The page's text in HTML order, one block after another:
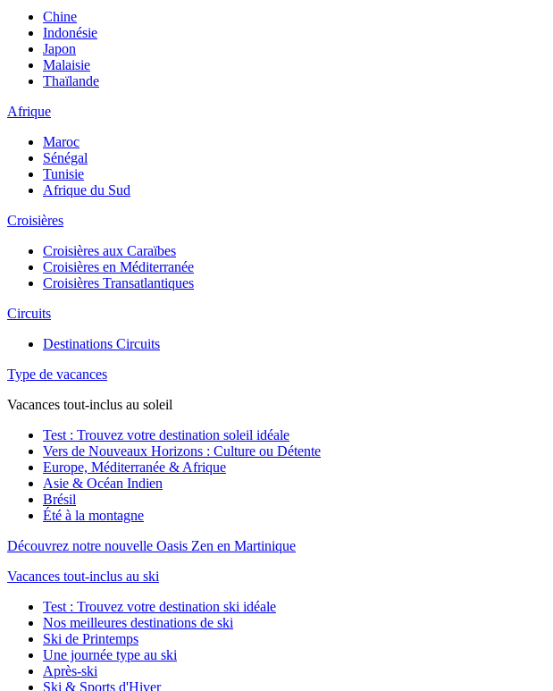
Chine
Indonésie
Japon
Malaisie
Thaïlande
Afrique
Maroc
Sénégal
Tunisie
Afrique du Sud
Croisières
Croisières aux Caraïbes
Croisières en Méditerranée
Croisières Transatlantiques
Circuits
Destinations Circuits
Type de vacances
Vacances tout-inclus au soleil
Test : Trouvez votre destination soleil idéale
Vers de Nouveaux Horizons : Culture ou Détente
Europe, Méditerranée & Afrique
Asie & Océan Indien
Brésil
Été à la montagne
Découvrez notre nouvelle Oasis Zen en Martinique
Vacances tout-inclus au ski
Test : Trouvez votre destination ski idéale
Nos meilleures destinations de ski
Ski de Printemps
Une journée type au ski
Après-ski
Ski & Sports d'Hiver